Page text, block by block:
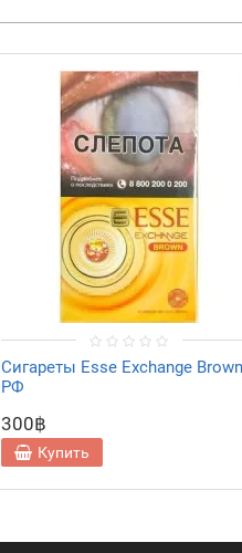
Сигареты Esse Exchange Brown
РФ
300฿
Купить